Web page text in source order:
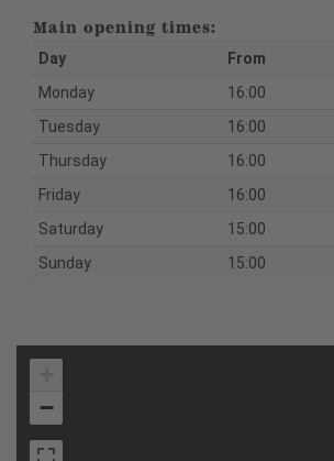
Main opening times:
Day From
Monday
16:00
Tuesday
16:00
Thursday
16:00
Friday
16:00
Saturday
15:00
Sunday
15:00
−